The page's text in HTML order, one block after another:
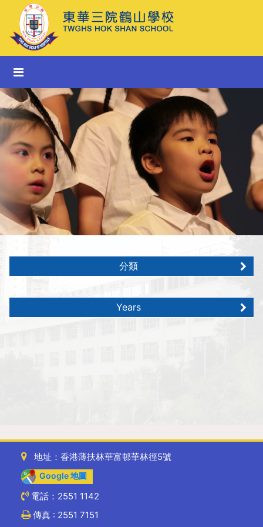
分類
Years
地址：香港薄扶林華富邨華林徑5號
Google 地圖
電話：2551 1142
傳真 : 2551 7151